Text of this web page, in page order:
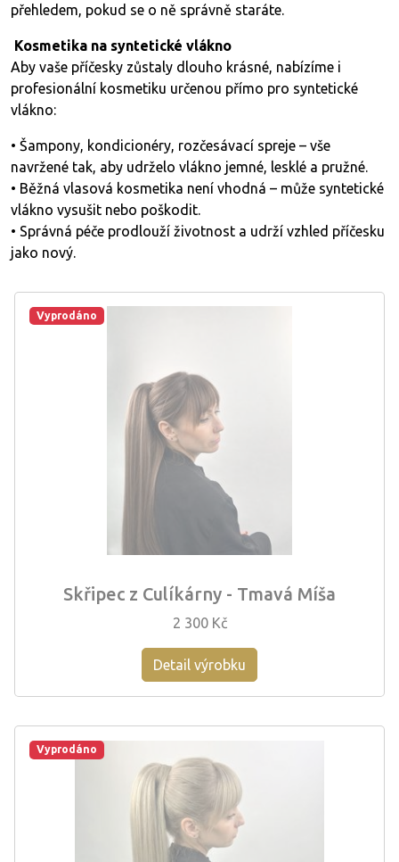
přehledem, pokud se o ně správně staráte.
Kosmetika na syntetické vlákno
Aby vaše příčesky zůstaly dlouho krásné, nabízíme i
profesionální kosmetiku určenou přímo pro syntetické
vlákno:
• Šampony, kondicionéry, rozčesávací spreje – vše
navržené tak, aby udrželo vlákno jemné, lesklé a pružné.
• Běžná vlasová kosmetika není vhodná – může syntetické
vlákno vysušit nebo poškodit.
• Správná péče prodlouží životnost a udrží vzhled příčesku
jako nový.
Vyprodáno
Skřipec z Culíkárny - Tmavá Míša
2 300 Kč
Detail výrobku
Vyprodáno